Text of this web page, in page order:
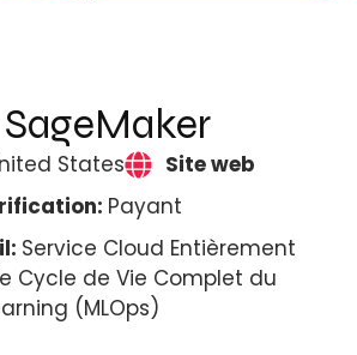
States
Site web
Payant
Service Cloud Entièrement
Cycle de Vie Complet du
(MLOps)